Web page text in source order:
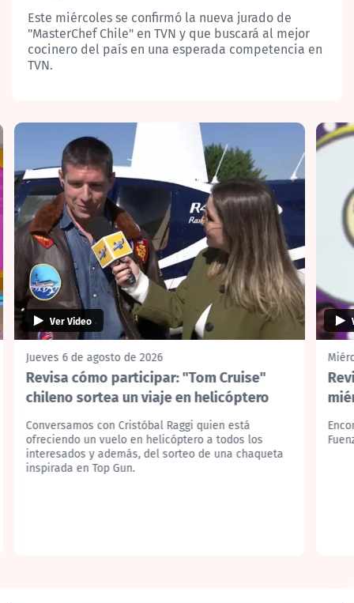
Este miércoles se confirmó la nueva jurado de
"MasterChef Chile" en TVN y que buscará al mejor
cocinero del país en una esperada competencia en
TVN.
Ver Video
Jueves 6 de agosto de 2026
Revisa cómo participar: "Tom Cruise"
chileno sortea un viaje en helicóptero
Conversamos con Cristóbal Raggi quien está
ofreciendo un vuelo en helicóptero a todos los
interesados y además, del sorteo de una chaqueta
inspirada en Top Gun.